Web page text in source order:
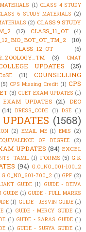
(1) CLASS 4 STUDY
6 STUDY MATERIALS (2)
(2) CLASS 9 STUDY
(12) CLASS_11_OT
(4)
(10)
CLASS_12_OT
(6)
(3)
CMAT
UPDATES (25)
(11)
COUNSELLING
(5) CPS Missing Credit (1) CPS
(3) CUET EXAM UPDATES (1)
EXAM UPDATES (21)
DEO
(14) DRESS_CODE (1) DSE (1)
(1568)
(2) EMAIL ME (1) EMIS (2)
OF DEGREE (2)
UPDATES (84) EXCEL
-TAMIL (1) FORMS (5) G.K
(94) G.O_NO_001-100_2
G.O_NO_601-700_2 (1) GPF (2)
GUIDE (1) GUIDE - DEIVA
GUIDE (1) GUIDE - FULL MARKS
(1) GUIDE - JESVIN GUIDE (1)
(1) GUIDE - MERCY GUIDE (1)
(1) GUIDE - SARAS GUIDE (1)
(1) GUIDE - SURYA GUIDE (1)